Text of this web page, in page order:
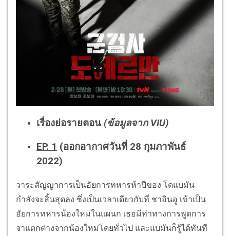
เรื่องย่อรายตอน (ข้อมูลจาก VIU)
EP. 1 (ออกอากาศวันที่ 28 กุมภาพันธ์
2022)
วาระสัญญาการเป็นอัยการทหารห้าปีของ โดแบมัน
กำลังจะสิ้นสุดลง ซึ่งเป็นเวลาเดียวกับที่ ชาอินอู เข้าเป็น
อัยการทหารน้องใหม่ในแผนก เธอมีท่าทางการพูดการ
จาแตกต่างจากน้องใหม่โดยทั่วไป และแบมันก็รู้ได้ทันที